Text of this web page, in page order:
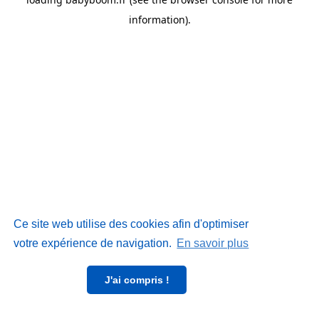
Ce site web utilise des cookies afin d'optimiser
votre expérience de navigation. En savoir plus
J'ai compris !
information).